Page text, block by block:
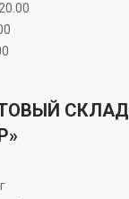
СКЛАД